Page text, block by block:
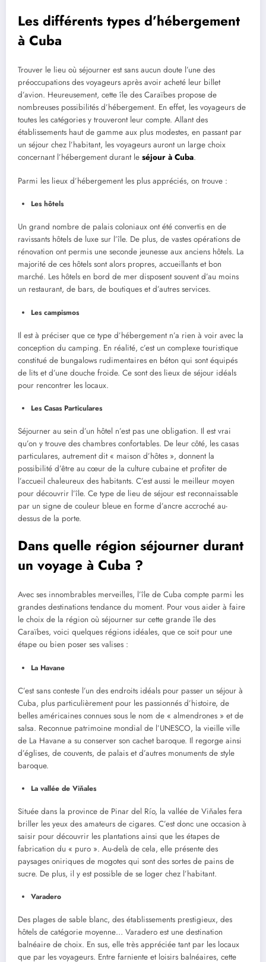
Les différents types d’hébergement
à Cuba
Trouver le lieu où séjourner est sans aucun doute l’une des
préoccupations des voyageurs après avoir acheté leur billet
d’avion. Heureusement, cette île des Caraïbes propose de
nombreuses possibilités d’hébergement. En effet, les voyageurs de
toutes les catégories y trouveront leur compte. Allant des
établissements haut de gamme aux plus modestes, en passant par
un séjour chez l’habitant, les voyageurs auront un large choix
concernant l’hébergement durant le séjour à Cuba.
Parmi les lieux d’hébergement les plus appréciés, on trouve :
Les hôtels
Un grand nombre de palais coloniaux ont été convertis en de
ravissants hôtels de luxe sur l’île. De plus, de vastes opérations de
rénovation ont permis une seconde jeunesse aux anciens hôtels. La
majorité de ces hôtels sont alors propres, accueillants et bon
marché. Les hôtels en bord de mer disposent souvent d’au moins
un restaurant, de bars, de boutiques et d’autres services.
Les campismos
Il est à préciser que ce type d’hébergement n’a rien à voir avec la
conception du camping. En réalité, c’est un complexe touristique
constitué de bungalows rudimentaires en béton qui sont équipés
de lits et d’une douche froide. Ce sont des lieux de séjour idéals
pour rencontrer les locaux.
Les Casas Particulares
Séjourner au sein d’un hôtel n’est pas une obligation. Il est vrai
qu’on y trouve des chambres confortables. De leur côté, les casas
particulares, autrement dit « maison d’hôtes », donnent la
possibilité d’être au cœur de la culture cubaine et profiter de
l’accueil chaleureux des habitants. C’est aussi le meilleur moyen
pour découvrir l’île. Ce type de lieu de séjour est reconnaissable
par un signe de couleur bleue en forme d’ancre accroché au-
dessus de la porte.
Dans quelle région séjourner durant
un voyage à Cuba ?
Avec ses innombrables merveilles, l’île de Cuba compte parmi les
grandes destinations tendance du moment. Pour vous aider à faire
le choix de la région où séjourner sur cette grande île des
Caraïbes, voici quelques régions idéales, que ce soit pour une
étape ou bien poser ses valises :
La Havane
C’est sans conteste l’un des endroits idéals pour passer un séjour à
Cuba, plus particulièrement pour les passionnés d’histoire, de
belles américaines connues sous le nom de « almendrones » et de
salsa. Reconnue patrimoine mondial de l’UNESCO, la vieille ville
de La Havane a su conserver son cachet baroque. Il regorge ainsi
d’églises, de couvents, de palais et d’autres monuments de style
baroque.
La vallée de Viňales
Située dans la province de Pinar del Río, la vallée de Viňales fera
briller les yeux des amateurs de cigares. C’est donc une occasion à
saisir pour découvrir les plantations ainsi que les étapes de
fabrication du « puro ». Au-delà de cela, elle présente des
paysages oniriques de mogotes qui sont des sortes de pains de
sucre. De plus, il y est possible de se loger chez l’habitant.
Varadero
Des plages de sable blanc, des établissements prestigieux, des
hôtels de catégorie moyenne… Varadero est une destination
balnéaire de choix. En sus, elle très appréciée tant par les locaux
que par les voyageurs. Entre farniente et loisirs balnéaires, cette